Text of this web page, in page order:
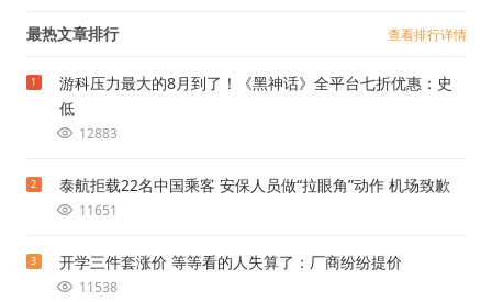
最热文章排行 查看排行详情
1
游科压力最大的8月到了！《黑神话》全平台七折优惠：史
低
12883
2 泰航拒载22名中国乘客 安保人员做“拉眼角”动作 机场致歉
11651
3 开学三件套涨价 等等看的人失算了：厂商纷纷提价
11538